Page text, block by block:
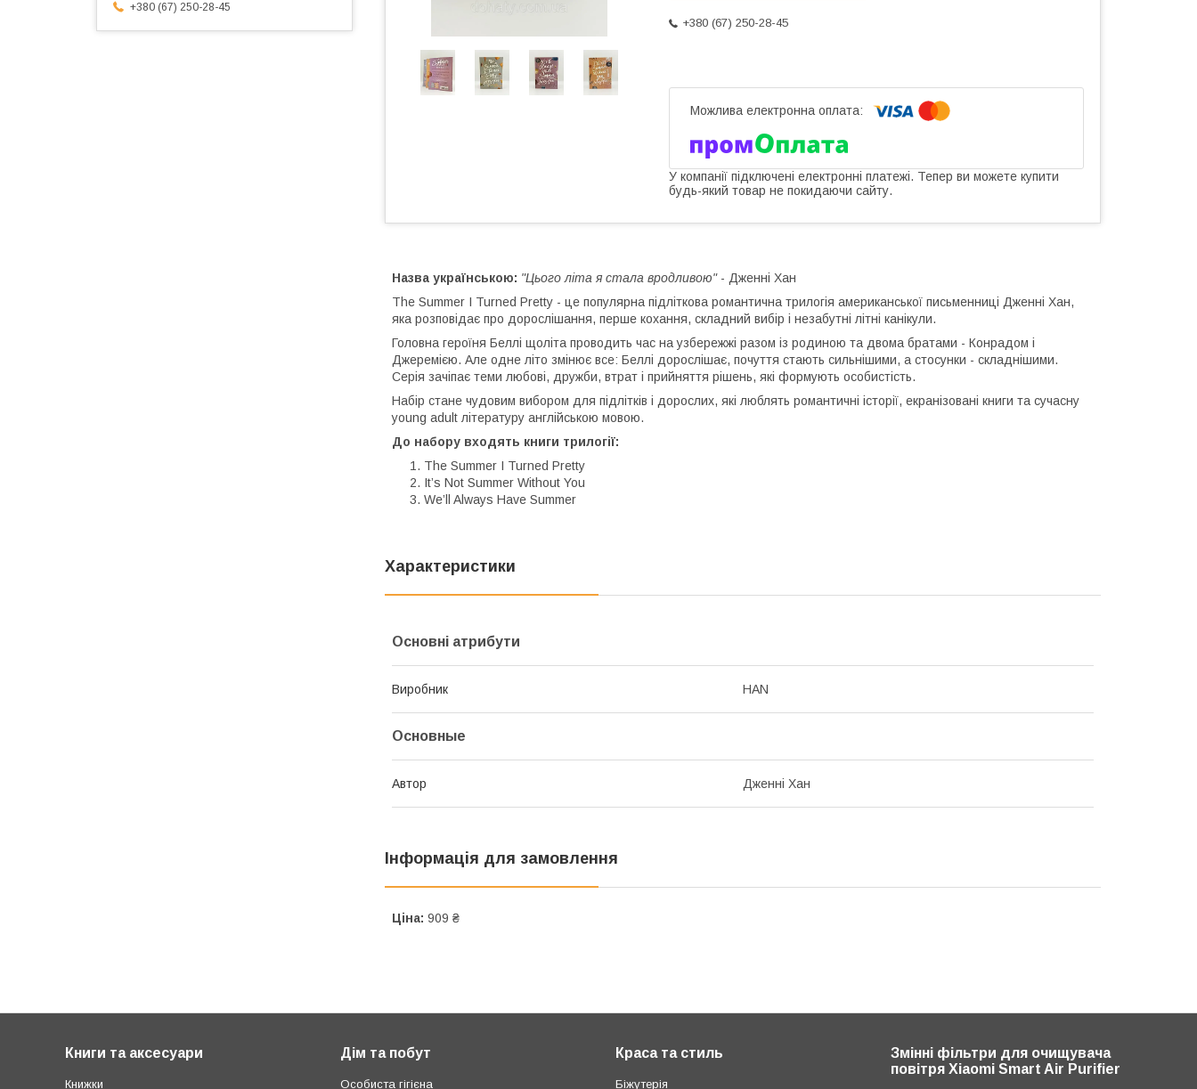
+380 (67) 250-28-45
У компанії підключені електронні платежі. Тепер ви можете купити
будь-який товар не покидаючи сайту.
Назва українською: "Цього літа я стала вродливою"- Дженні Хан
The Summer I Turned Pretty - це популярна підліткова романтична трилогія американської письменниці Дженні Хан,
яка розповідає про дорослішання, перше кохання, складний вибір і незабутні літні канікули.
Головна героїня Беллі щоліта проводить час на узбережжі разом із родиною та двома братами - Конрадом і
Джеремією. Але одне літо змінює все: Беллі дорослішає, почуття стають сильнішими, а стосунки - складнішими.
Серія зачіпає теми любові, дружби, втрат і прийняття рішень, які формують особистість.
Набір стане чудовим вибором для підлітків і дорослих, які люблять романтичні історії, екранізовані книги та сучасну
young adult літературу англійською мовою.
До набору входять книги трилогії:
The Summer I Turned Pretty
It’s Not Summer Without You
We’ll Always Have Summer
Характеристики
Основні атрибути
Виробник HAN
Основные
Автор Дженні Хан
Інформація для замовлення
Ціна: 909 ₴
+380 (67) 250-28-45
Книги та аксесуари
Книжки
Дім та побут
Особиста гігієна
Краса та стиль
Біжутерія
Змінні фільтри для очищувача
повітря Xiaomi Smart Air Purifier